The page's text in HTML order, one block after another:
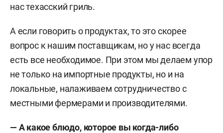
нас техасский гриль.
А если говорить о продуктах, то это скорее
вопрос к нашим поставщикам, но у нас всегда
есть все необходимое. При этом мы делаем упор
не только на импортные продукты, но и на
локальные, налаживаем сотрудничество с
местными фермерами и производителями.
— А какое блюдо, которое вы когда-либо